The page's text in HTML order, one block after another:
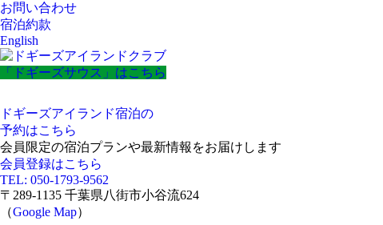
お問い合わせ
宿泊約款
English
「ドギーズサウス」はこちら
ドギーズアイランド宿泊の
予約はこちら
会員限定の宿泊プランや最新情報をお届けします
会員登録はこちら
TEL: 050-1793-9562
〒289-1135 千葉県八街市小谷流624
（Google Map）